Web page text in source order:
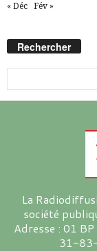
« Déc Fév »
Rechercher
La
société
Adresse : 01
31-